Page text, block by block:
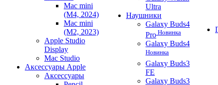
Mac mini
(M4, 2024)
Mac mini
(M2, 2023)
Apple Studio
Display
Mac Studio
Аксессуары Apple
Аксессуары
Ultra
Наушники
Galaxy Buds4
Pro Новинка
Galaxy Buds4
Новинка
Galaxy Buds3
FE
Galaxy Buds3